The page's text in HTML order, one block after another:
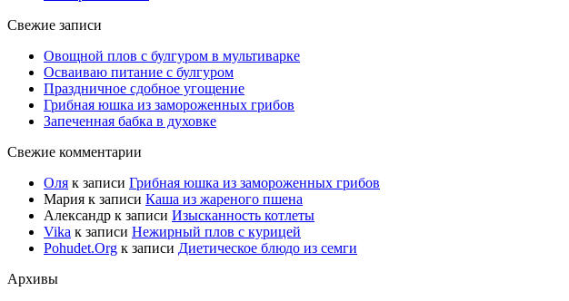
Свежие записи
Овощной плов с булгуром в мультиварке
Осваиваю питание с булгуром
Праздничное сдобное угощение
Грибная юшка из замороженных грибов
Запеченная бабка в духовке
Свежие комментарии
Оля к записи Грибная юшка из замороженных грибов
Мария к записи Каша из жареного пшена
Александр к записи Изысканность котлеты
Vika к записи Нежирный плов с курицей
Pohudet.Org к записи Диетическое блюдо из семги
Архивы